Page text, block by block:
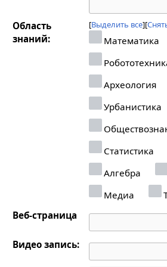
Область
знаний:
Выделить все
Математика
Археология
Урбанистика
Статистика
Алгебра
Медиа
Веб-страница
Видео запись: